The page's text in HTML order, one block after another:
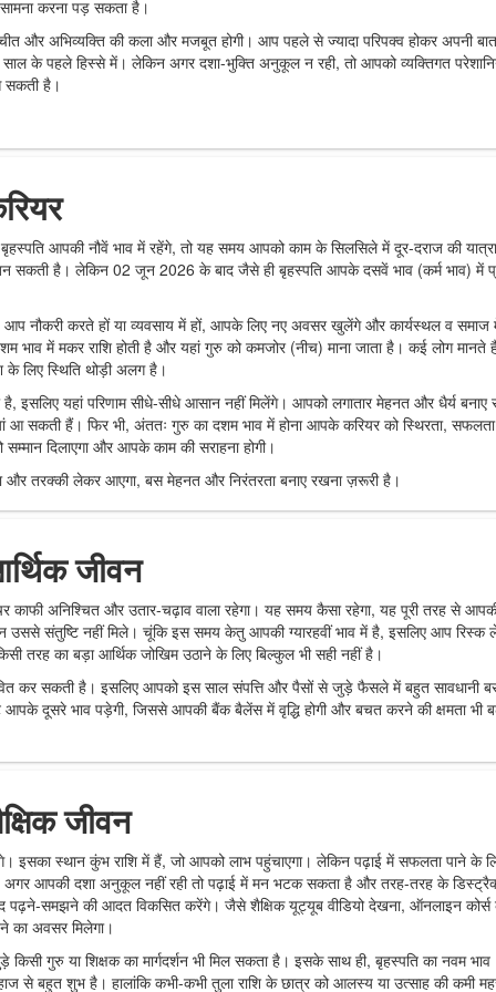
करना पड़ सकता है।
और अभिव्यक्ति की कला और मजबूत होगी। आप पहले से ज्यादा परिपक्व होकर अपनी
के पहले हिस्से में। लेकिन अगर दशा-भुक्ति अनुकूल न रही, तो आपको व्यक्तिगत
सकती है।
आपकी नौवें भाव में रहेंगे, तो यह समय आपको काम के सिलसिले में दूर-दराज की
सकती है। लेकिन 02 जून 2026 के बाद जैसे ही बृहस्पति आपके दसवें भाव (कर्म भाव) में
आप नौकरी करते हों या व्यवसाय में हों, आपके लिए नए अवसर खुलेंगे और कार्यस्थल व समाज
में मकर राशि होती है और यहां गुरु को कमजोर (नीच) माना जाता है। कई लोग मानते
के लिए स्थिति थोड़ी अलग है।
इसलिए यहां परिणाम सीधे-सीधे आसान नहीं मिलेंगे। आपको लगातार मेहनत और धैर्य बनाए
आ सकती हैं। फिर भी, अंततः गुरु का दशम भाव में होना आपके करियर को स्थिरता,
दिलाएगा और आपके काम की सराहना होगी।
और तरक्की लेकर आएगा, बस मेहनत और निरंतरता बनाए रखना ज़रूरी है।
जीवन
काफी अनिश्चित और उतार-चढ़ाव वाला रहेगा। यह समय कैसा रहेगा, यह पूरी तरह से
उससे संतुष्टि नहीं मिले। चूंकि इस समय केतु आपकी ग्यारहवीं भाव में है, इसलिए आप रिस्क
तरह का बड़ा आर्थिक जोखिम उठाने के लिए बिल्कुल भी सही नहीं है।
कर सकती है। इसलिए आपको इस साल संपत्ति और पैसों से जुड़े फैसले में बहुत सावधानी
आपके दूसरे भाव पड़ेगी, जिससे आपकी बैंक बैलेंस में वृद्धि होगी और बचत करने की क्षमता भी
जीवन
इसका स्थान कुंभ राशि में हैं, जो आपको लाभ पहुंचाएगा। लेकिन पढ़ाई में सफलता पाने के
आपकी दशा अनुकूल नहीं रही तो पढ़ाई में मन भटक सकता है और तरह-तरह के
समझने की आदत विकसित करेंगे। जैसे शैक्षिक यूट्यूब वीडियो देखना, ऑनलाइन कोर्स
का अवसर मिलेगा।
गुरु या शिक्षक का मार्गदर्शन भी मिल सकता है। इसके साथ ही, बृहस्पति का नवम
से बहुत शुभ है। हालांकि कभी-कभी तुला राशि के छात्र को आलस्य या उत्साह की कमी